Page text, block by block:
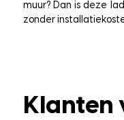
muur? Dan is deze
zonder
Klanten